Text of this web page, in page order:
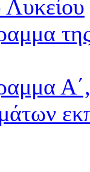
Λυκείου